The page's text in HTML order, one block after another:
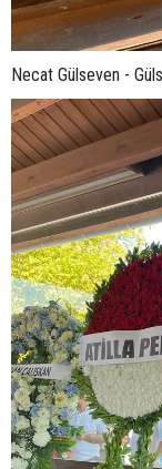
Necat Gülseven -